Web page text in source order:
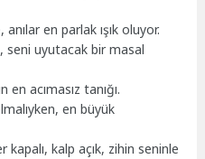
en parlak ışık oluyor.
seni uyutacak bir masal
acımasız tanığı.
en büyük
kapalı, kalp açık, zihin seninle